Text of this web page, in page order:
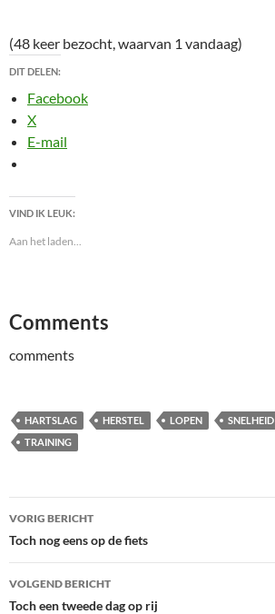
(48 keer bezocht, waarvan 1 vandaag)
DIT DELEN:
Facebook
X
E-mail
VIND IK LEUK:
Aan het laden...
Comments
comments
HARTSLAG HERSTEL LOPEN SNELHEID
TRAINING
Bericht
navigatie
VORIG BERICHT
Toch nog eens op de fiets
VOLGEND BERICHT
Toch een tweede dag op rij